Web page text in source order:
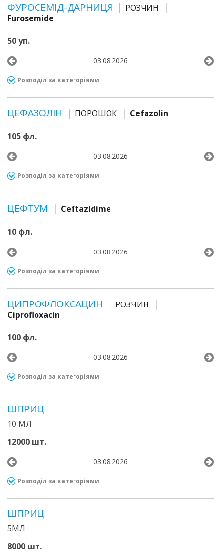
ФУРОСЕМІД-ДАРНИЦЯ
РОЗЧИН
Furosemide
50 уп.
03.08.2026
Розподіл за категоріями
ЦЕФАЗОЛІН ПОРОШОК Cefazolin
105 фл.
03.08.2026
Розподіл за категоріями
ЦЕФТУМ Ceftazidime
10 фл.
03.08.2026
Розподіл за категоріями
ЦИПРОФЛОКСАЦИН
РОЗЧИН
Ciprofloxacin
100 фл.
03.08.2026
Розподіл за категоріями
ШПРИЦ
10 МЛ
12000 шт.
03.08.2026
Розподіл за категоріями
ШПРИЦ
5МЛ
8000 шт.